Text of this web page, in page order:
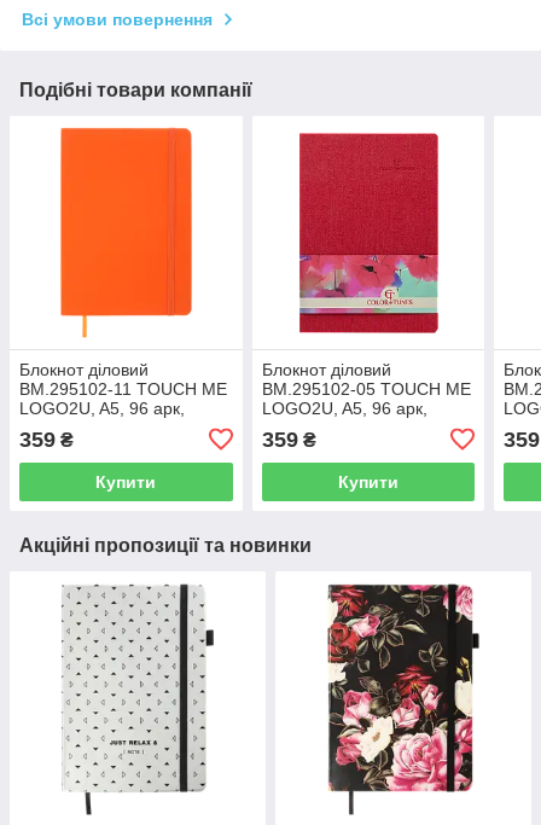
Всі умови повернення
Подібні товари компанії
Блокнот діловий
BM.295102-11 TOUCH ME
LOGO2U, A5, 96 арк,
шкіра, помаранч (50)
359 ₴
Купити
Блокнот діловий
BM.295102-05 TOUCH ME
LOGO2U, A5, 96 арк,
клітинка, обкладинка штуч
шкіра, черв (50)
359₴
Купити
359
Акційні пропозиції та новинки